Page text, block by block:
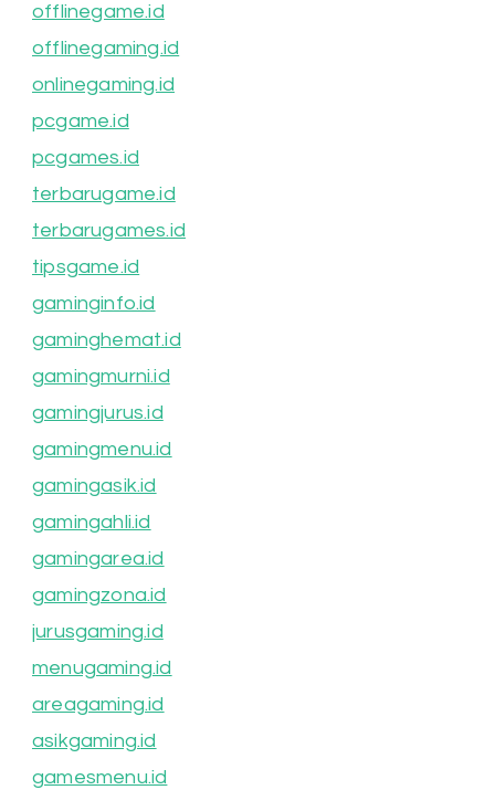
offlinegame.id
offlinegaming.id
onlinegaming.id
pcgame.id
pcgames.id
terbarugame.id
terbarugames.id
tipsgame.id
gaminginfo.id
gaminghemat.id
gamingmurni.id
gamingjurus.id
gamingmenu.id
gamingasik.id
gamingahli.id
gamingarea.id
gamingzona.id
jurusgaming.id
menugaming.id
areagaming.id
asikgaming.id
gamesmenu.id